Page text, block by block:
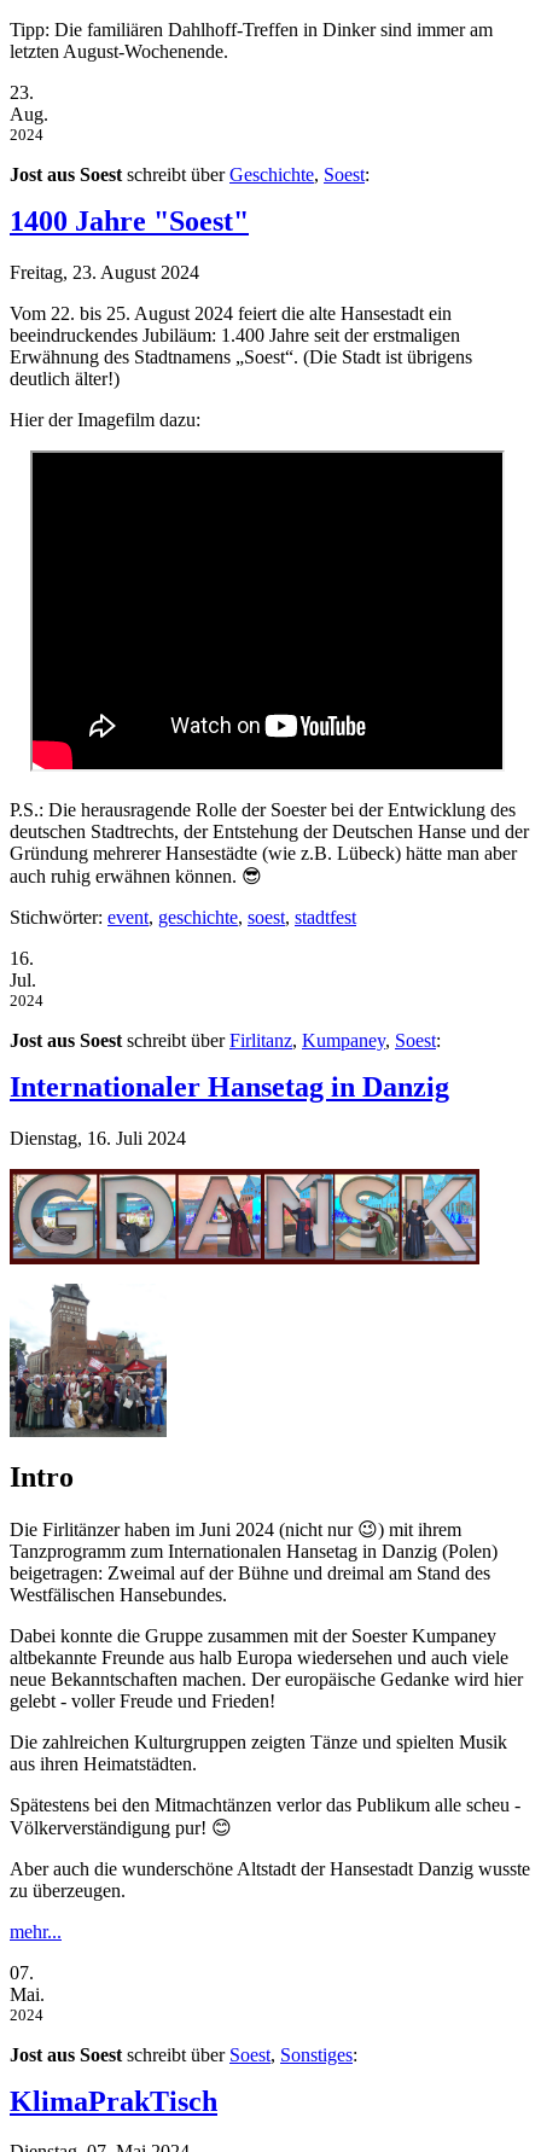
Tipp: Die familiären Dahlhoff-Treffen in Dinker sind immer am
letzten August-Wochenende.
23.
Aug.
2024
Jost aus Soest schreibt überGeschichte, Soest:
1400 Jahre "Soest"
Freitag, 23. August 2024
Vom 22. bis 25. August 2024 feiert die alte Hansestadt ein
beeindruckendes Jubiläum: 1.400 Jahre seit der erstmaligen
Erwähnung des Stadtnamens „Soest“. (Die Stadt ist übrigens
deutlich älter!)
Hier der Imagefilm dazu:
P.S.: Die herausragende Rolle der Soester bei der Entwicklung des
deutschen Stadtrechts, der Entstehung der Deutschen Hanse und der
Gründung mehrerer Hansestädte (wie z.B. Lübeck) hätte man aber
auch ruhig erwähnen können. 😎
Stichwörter: event, geschichte, soest, stadtfest
16.
Jul.
2024
Jost aus Soest schreibt überFirlitanz, Kumpaney, Soest:
Internationaler Hansetag in Danzig
Dienstag, 16. Juli 2024
Intro
Die Firlitänzer haben im Juni 2024 (nicht nur 😉) mit ihrem
Tanzprogramm zum Internationalen Hansetag in Danzig (Polen)
beigetragen: Zweimal auf der Bühne und dreimal am Stand des
Westfälischen Hansebundes.
Dabei konnte die Gruppe zusammen mit der Soester Kumpaney
altbekannte Freunde aus halb Europa wiedersehen und auch viele
neue Bekanntschaften machen. Der europäische Gedanke wird hier
gelebt - voller Freude und Frieden!
Die zahlreichen Kulturgruppen zeigten Tänze und spielten Musik
aus ihren Heimatstädten.
Spätestens bei den Mitmachtänzen verlor das Publikum alle scheu -
Völkerverständigung pur! 😊
Aber auch die wunderschöne Altstadt der Hansestadt Danzig wusste
zu überzeugen.
mehr...
07.
Mai.
2024
Jost aus Soest schreibt über Soest, Sonstiges:
KlimaPrakTisch